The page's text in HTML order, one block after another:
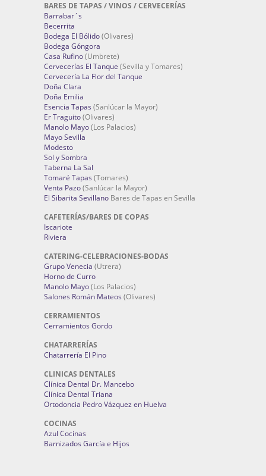
BARES DE TAPAS / VINOS / CERVECERÍAS
Barrabar´s
Becerrita
Bodega El Bólido(Olivares)
Bodega Góngora
Casa Rufino(Umbrete)
Cervecerías El Tanque (Sevilla y Tomares)
Cervecería La Flor del Tanque
Doña Clara
Doña Emilia
Esencia Tapas (Sanlúcar la Mayor)
Er Traguito(Olivares)
Manolo Mayo(Los Palacios)
Mayo Sevilla
Modesto
Sol y Sombra
Taberna La Sal
Tomaré Tapas (Tomares)
Venta Pazo(Sanlúcar la Mayor)
El Sibarita Sevillano Bares de Tapas en Sevilla
CAFETERÍAS/BARES DE COPAS
Iscariote
Riviera
CATERING-CELEBRACIONES-BODAS
Grupo Venecia (Utrera)
Horno de Curro
Manolo Mayo(Los Palacios)
Salones Román Mateos (Olivares)
CERRAMIENTOS
Cerramientos Gordo
CHATARRERÍAS
Chatarrería El Pino
CLINICAS DENTALES
Clínica Dental Dr. Mancebo
Clínica Dental Triana
Ortodoncia Pedro Vázquez en Huelva
COCINAS
Azul Cocinas
Barnizados García e Hijos